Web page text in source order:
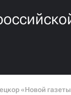
«Новой